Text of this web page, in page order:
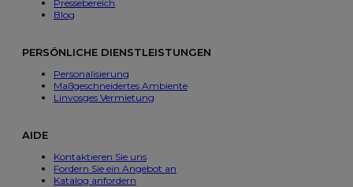
Pressebereich
Blog
PERSÖNLICHE DIENSTLEISTUNGEN
Personalisierung
Maßgeschneidertes Ambiente
Linvosges Vermietung
AIDE
Kontaktieren Sie uns
Fordern Sie ein Angebot an
Katalog anfordern